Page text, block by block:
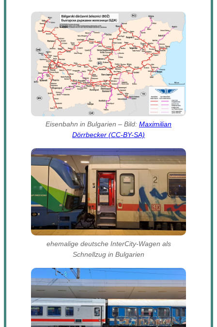
Eisenbahn in Bulgarien – Bild: Maximilian
Dörrbecker (CC-BY-SA)
ehemalige deutsche InterCity-Wagen als
Schnellzug in Bulgarien